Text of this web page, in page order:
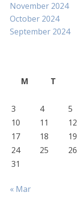
November 2024
October 2024
September 2024
M
T
3
4 5
10
11 12
17
18 19
24
25 26
31
« Mar